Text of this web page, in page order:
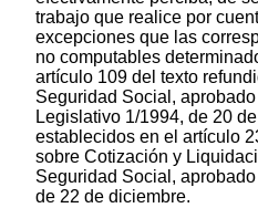
trabajo que realice por
excepciones que las
no computables
artículo 109 del texto
Seguridad Social,
Legislativo 1/1994, de 20
establecidos en el artículo
sobre Cotización y
Seguridad Social,
de 22 de diciembre.